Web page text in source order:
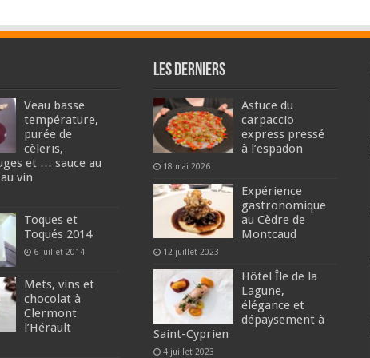
Veau basse
température,
purée de
cèleris,
et … sauce au
vin
Toques et
Toqués 2014
6 juillet 2014
Mets, vins et
chocolat à
Clermont
l’Hérault
Les derniers
Astuce du
carpaccio
express pressé
à l’espadon
18 mai 2026
Expérience
gastronomique
au Cèdre de
Montcaud
12 juillet 2023
Hôtel Île de la
Lagune,
élégance et
dépaysement à
Saint-Cyprien
4 juillet 2023